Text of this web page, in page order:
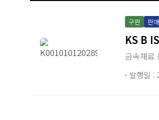
구판 판매
KS B
금속재료
발행일 :